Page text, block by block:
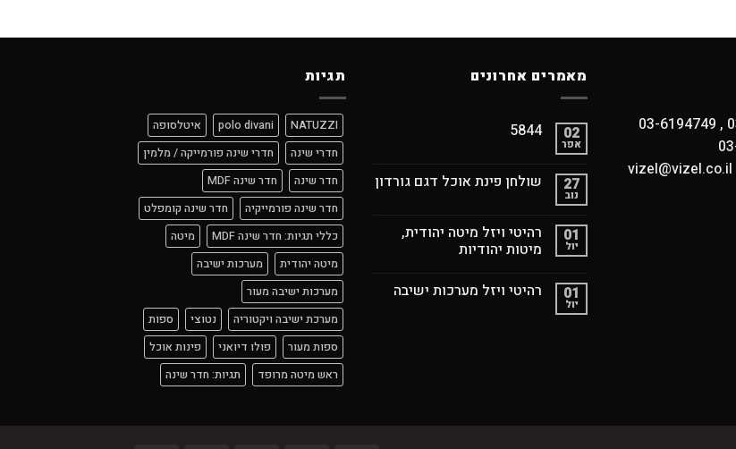
מאמרים אחרונים
02
אפר
5844
27
נוב
שולחן פינת אוכל דגם גורדון
01
יול
רהיטי ויזל מיטה יהודית,
מיטות יהודיות
01
יול
רהיטי ויזל מערכות ישיבה
תגיות
NATUZZI
polo divani
איטלסופה
חדרי שינה
חדרי שינה פורמייקה / מלמין
חדר שינה
חדר שינה MDF
חדר שינה פורמייקיה
חדר שינה קומפלט
כללי תגיות: חדר שינה MDF
מיטה
מיטה יהודית
מערכות ישיבה
מערכות ישיבה מעור
מערכת ישיבה ויקטוריה
נטוצי
ספות
ספות מעור
פולו דיואני
פינות אוכל
ראש מיטה מרופד
תגיות: חדר שינה